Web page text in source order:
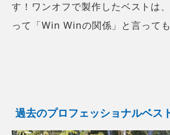
す！ワンオフで製作したベストは
って「Win Winの関係」と言って
過去のプロフェッショナルベス